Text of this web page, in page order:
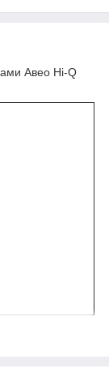
Авео Hi-Q